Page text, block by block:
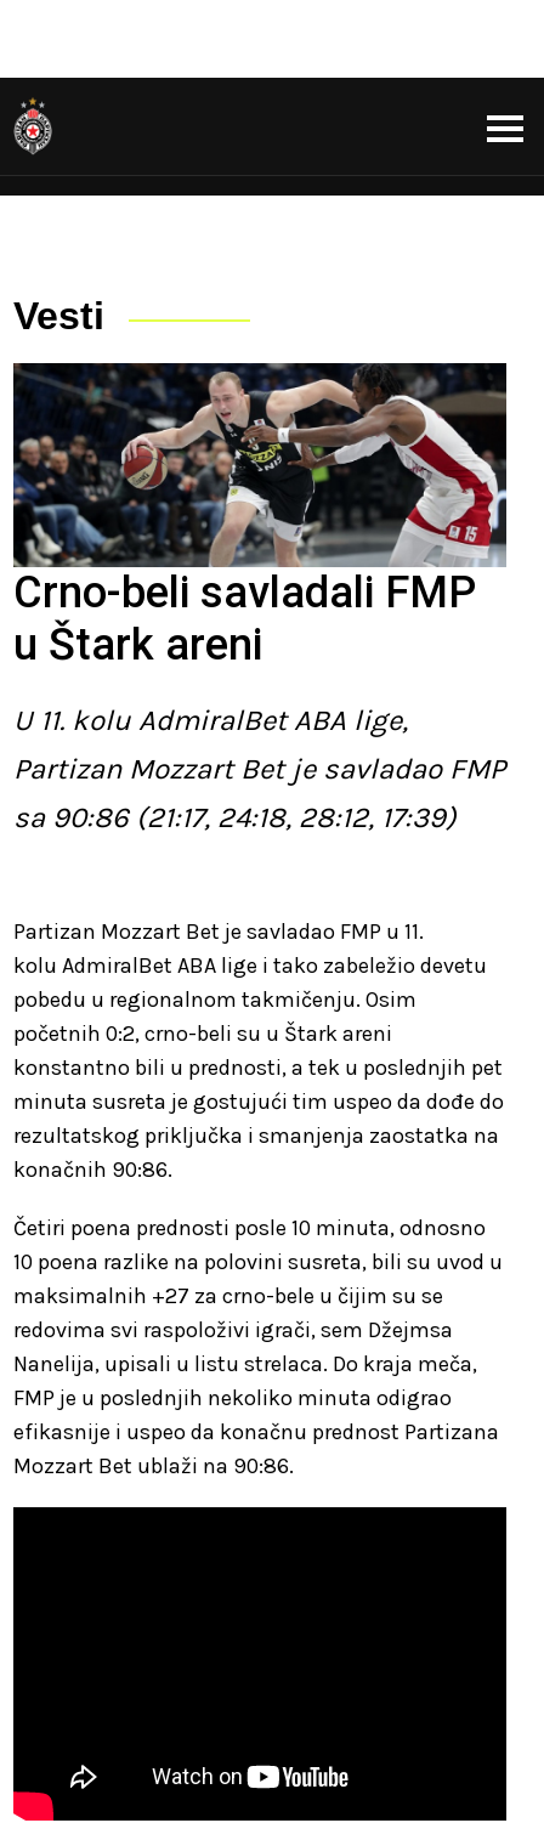
Vesti
Crno-beli savladali FMP
u Štark areni
U 11. kolu AdmiralBet ABA lige,
Partizan Mozzart Bet je savladao FMP
sa 90:86 (21:17, 24:18, 28:12, 17:39)
Partizan Mozzart Bet je savladao FMP u 11.
kolu AdmiralBet ABA lige i tako zabeležio devetu
pobedu u regionalnom takmičenju. Osim
početnih 0:2, crno-beli su u Štark areni
konstantno bili u prednosti, a tek u poslednjih pet
minuta susreta je gostujući tim uspeo da dođe do
rezultatskog priključka i smanjenja zaostatka na
konačnih 90:86.
Četiri poena prednosti posle 10 minuta, odnosno
10 poena razlike na polovini susreta, bili su uvod u
maksimalnih +27 za crno-bele u čijim su se
redovima svi raspoloživi igrači, sem Džejmsa
Nanelija, upisali u listu strelaca. Do kraja meča,
FMP je u poslednjih nekoliko minuta odigrao
efikasnije i uspeo da konačnu prednost Partizana
Mozzart Bet ublaži na 90:86.